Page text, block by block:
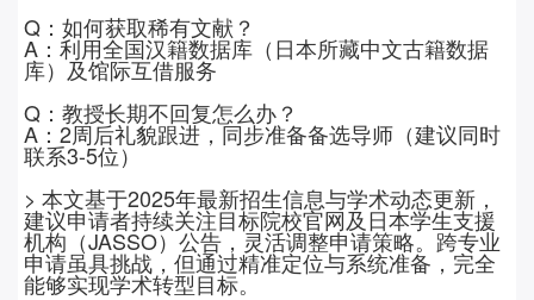
Q ：如何获取稀有文献？
A：利用全国汉籍数据库（日本所藏中文古籍数据
库）及馆际互借服务
Q ：教授长期不回复怎么办？
A： 2周后礼貌跟进，同步准备备选导师（建议同时
联系3-5位）
> 本文基于2025年最新招生信息与学术动态更新，
建议申请者持续关注目标院校官网及日本学生支援
机构（JASSO）公告，灵活调整申请策略。跨专业
申请虽具挑战，但通过精准定位与系统准备，完全
能够实现学术转型目标。